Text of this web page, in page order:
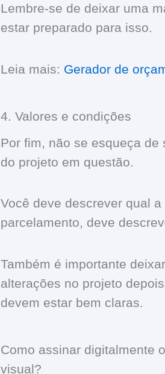
Lembre-se de deixar uma
estar preparado para isso.
Leia mais: Gerador de
4. Valores e condições
Por fim, não se esqueça
do projeto em questão.
Você deve descrever qual
parcelamento, deve
Também é importante
alterações no projeto
devem estar bem claras.
Como assinar digitalmente
visual?